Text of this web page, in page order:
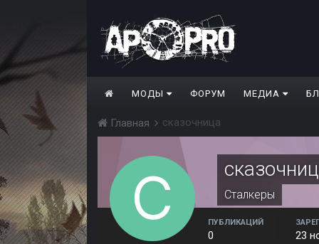
МОДЫ ФОРУМ МЕДИА
Главная сказочница
Сталкеры
ПУБЛИКАЦИЙ
0 23